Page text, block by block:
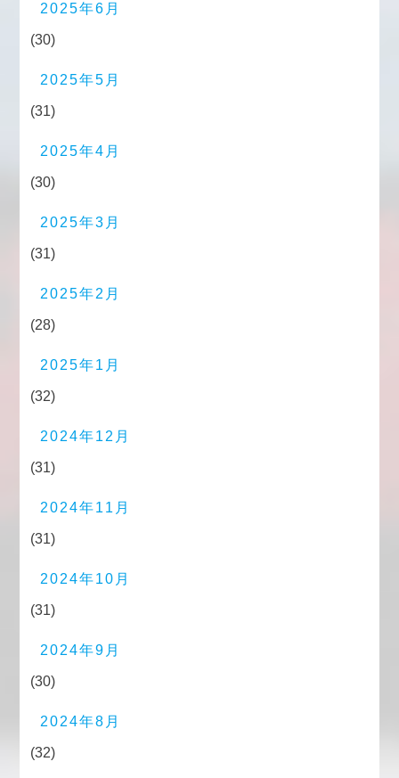
2025年6月
(30)
2025年5月
(31)
2025年4月
(30)
2025年3月
(31)
2025年2月
(28)
2025年1月
(32)
2024年12月
(31)
2024年11月
(31)
2024年10月
(31)
2024年9月
(30)
2024年8月
(32)